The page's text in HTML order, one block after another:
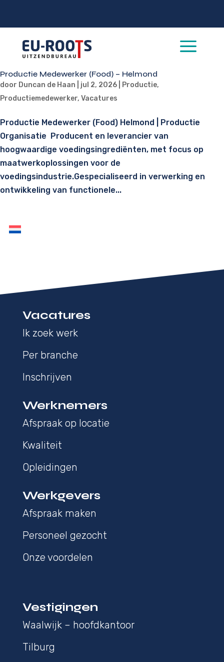
a
Productie Medewerker (Food) – Helmond
door Duncan de Haan jul 2, 2026 Productie,
Productiemedewerker, Vacatures
Productie Medewerker (Food) Helmond | Productie
Organisatie Producent en leverancier van
hoogwaardige voedingsingrediënten, met focus op
maatwerkoplossingen voor de
voedingsindustrie.Gespecialiseerd in verwerking en
ontwikkeling van functionele...
Vacatures
Ik zoek werk
Per branche
Inschrijven
Werknemers
Afspraak op locatie
Kwaliteit
Opleidingen
Werkgevers
Afspraak maken
Personeel gezocht
Onze voordelen
Vestigingen
Waalwijk – hoofdkantoor
Tilburg